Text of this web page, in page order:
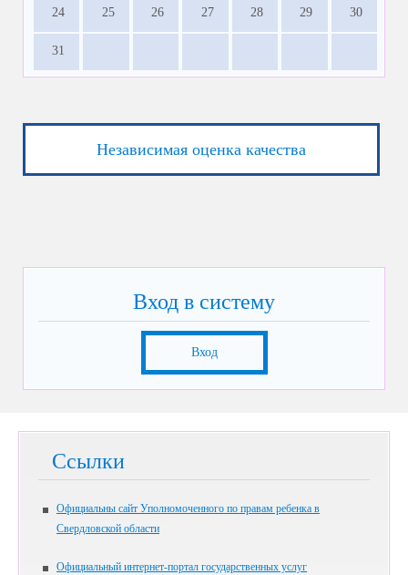
24 25 26 27 28 29 30
31
Независимая оценка качества
Вход в систему
Вход
Ссылки
Официальны сайт Уполномоченного по правам ребенка в
Свердловской области
Официальный интернет-портал государственных услуг